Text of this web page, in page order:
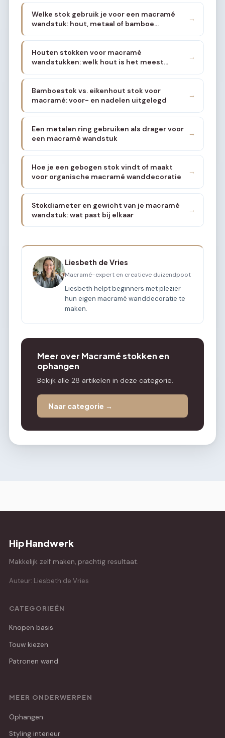
Welke stok gebruik je voor een macramé
wandstuk: hout, metaal of bamboe
→
Houten stokken voor macramé
wandstukken: welk hout is het meest
→
Bamboestok vs. eikenhout stok voor
macramé: voor- en nadelen uitgelegd
→
Een metalen ring gebruiken als drager voor
een macramé wandstuk
→
Hoe je een gebogen stok vindt of maakt
voor organische macramé wanddecoratie
→
Stokdiameter en gewicht van je macramé
wandstuk: wat past bij elkaar
→
Liesbeth de Vries
Macramé-expert en creatieve duizendpoot
Liesbeth helpt beginners met plezier
hun eigen macramé wanddecoratie te
maken.
Meer over Macramé stokken en
ophangen
Bekijk alle 28 artikelen in deze categorie.
Naar categorie →
Hip Handwerk
Makkelijk zelf maken, prachtig resultaat.
Auteur: Liesbeth de Vries
CATEGORIEËN
Knopen basis
Touw kiezen
Patronen wand
MEER ONDERWERPEN
Ophangen
Styling interieur